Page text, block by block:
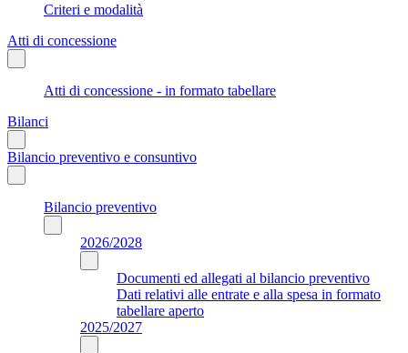
Criteri e modalità
Atti di concessione
Atti di concessione - in formato tabellare
Bilanci
Bilancio preventivo e consuntivo
Bilancio preventivo
2026/2028
Documenti ed allegati al bilancio preventivo
Dati relativi alle entrate e alla spesa in formato
tabellare aperto
2025/2027